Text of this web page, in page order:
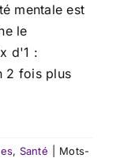
mentale est
le
d'1 :
2 fois plus
, Santé
Mots-